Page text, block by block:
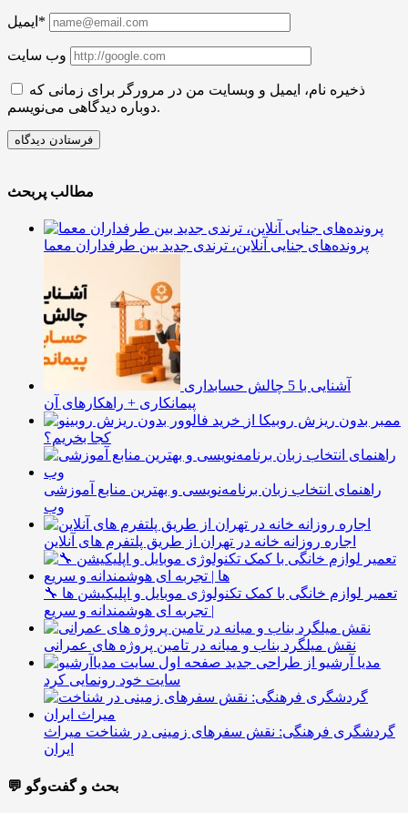
ایمیل*
وب سایت
ذخیره نام، ایمیل و وبسایت من در مرورگر برای زمانی که
دوباره دیدگاهی می‌نویسم.
مطالب پربحث
پرونده‌های جنایی آنلاین، ترندی جدید بین طرفداران معما
آشنایی با 5 چالش حسابداری
پیمانکاری + راهکارهای آن
ممبر بدون ریزش روبیکا از
کجا بخریم؟
راهنمای انتخاب زبان برنامه‌نویسی و بهترین منابع آموزشی
وب
اجاره روزانه خانه در تهران از طریق پلتفرم های آنلاین
🔧 تعمیر لوازم خانگی با کمک تکنولوژی موبایل و اپلیکیشن ها
| تجربه ای هوشمندانه و سریع
نقش میلگرد بناب و میانه در تامین پروژه های عمرانی
مدیا آرشیو از طراحی جدید
سایت خود رونمایی کرد
گردشگری فرهنگی: نقش سفرهای زمینی در شناخت میراث
ایران
💬 بحث و گفت‌وگو